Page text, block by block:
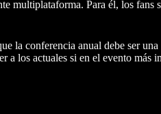
multiplataforma. Para él, los fans
la conferencia anual debe ser
los actuales si en el evento más